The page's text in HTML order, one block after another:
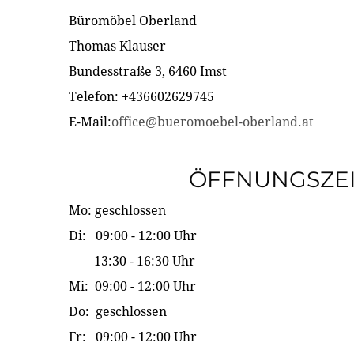
Büromöbel Oberland
Thomas Klauser
Bundesstraße 3, 6460 Imst
Telefon: +436602629745
E-Mail:office@bueromoebel-oberland.at
Mo: geschlossen
Di: 09:00 - 12:00 Uhr
13:30 - 16:30 Uhr
Mi: 09:00 - 12:00 Uhr
Do: geschlossen
Fr: 09:00 - 12:00 Uhr